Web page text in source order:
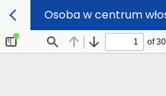
Osoba w centrum